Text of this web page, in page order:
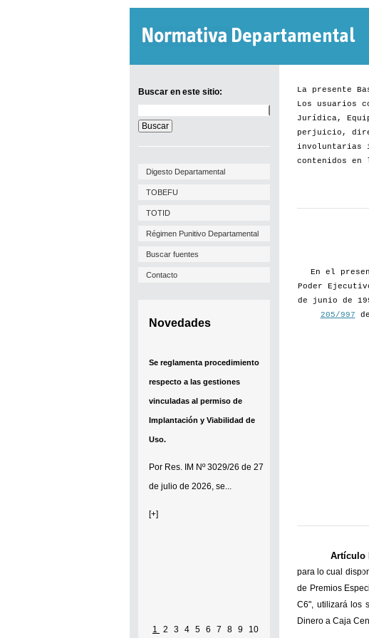
Buscar en este sitio:
en
este
sitio:
Digesto Departamental
TOBEFU
TOTID
Régimen Punitivo Departamental
Buscar fuentes
Contacto
Novedades
Se reglamenta procedimiento
respecto a las gestiones
vinculadas al permiso de
Implantación y Viabilidad de
Uso.
Por Res. IM Nº 3029/26 de 27
de julio de 2026, se...
[+]
1 2 3 4 5 6 7 8 9 10
La presente
Los usuarios
Jurídica,
perjuicio,
involuntarias
contenidos en
En el
Poder
de junio de
205/997
Artículo
para lo cual
de Premios
C6", utilizará los
Dinero a Caja